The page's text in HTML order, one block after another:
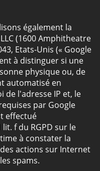
également la
(1600 Amphitheatre
Etats-Unis (« Google
à distinguer si une
physique ou, de
automatisé en
de l'adresse IP et, le
par Google
effectué
f du RGPD sur le
à constater la
actions sur Internet
spams.